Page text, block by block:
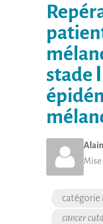
stade
Alain
cancer